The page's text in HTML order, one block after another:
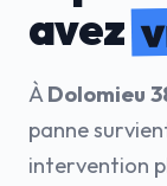
avez
ÀDolomieu
panne
intervention